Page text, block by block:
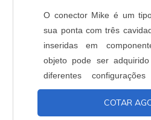
O conector Mike é um
sua ponta com três
inseridas em
objeto pode ser
diferentes
extensão do seu
montagem pode ser
COTAR